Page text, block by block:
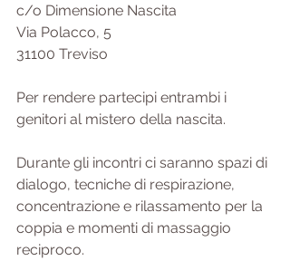
c/o Dimensione Nascita
Via Polacco, 5
31100 Treviso
Per rendere partecipi entrambi i
genitori al mistero della nascita.
Durante gli incontri ci saranno spazi di
dialogo, tecniche di respirazione,
concentrazione e rilassamento per la
coppia e momenti di massaggio
reciproco.